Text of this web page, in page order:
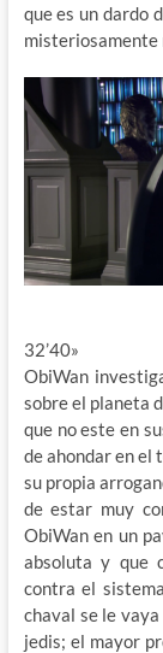
que es un dardo
misteriosamente
32’40»
ObiWan
sobre el planeta
que no este en
de ahondar en el
su propia
de estar muy
ObiWan en un
absoluta y que
contra el
chaval se le
jedis; el mayor